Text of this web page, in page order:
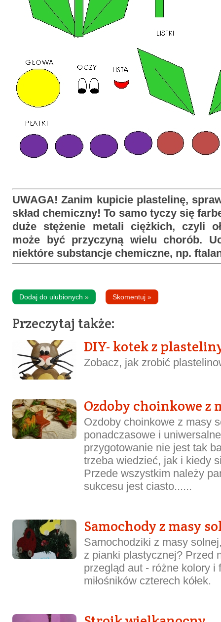
UWAGA! Zanim kupicie plastelinę,
skład chemiczny! To samo tyczy się
duże stężenie metali ciężkich, czyli
może być przyczyną wielu chorób.
niektóre substancje chemiczne, np.
Dodaj do ulubionych » Skomentuj »
Przeczytaj także:
DIY- kotek z
Zobacz, jak zrobić
Ozdoby choinkowe z
Ozdoby choinkowe z masy
ponadczasowe i
przygotowanie nie jest tak
trzeba wiedzieć, jak i kiedy
Przede wszystkim należy
sukcesu jest ciasto......
Samochody z masy
Samochodziki z masy
z pianki plastycznej? Przed
przegląd aut - różne kolory i
miłośników czterech kółek.